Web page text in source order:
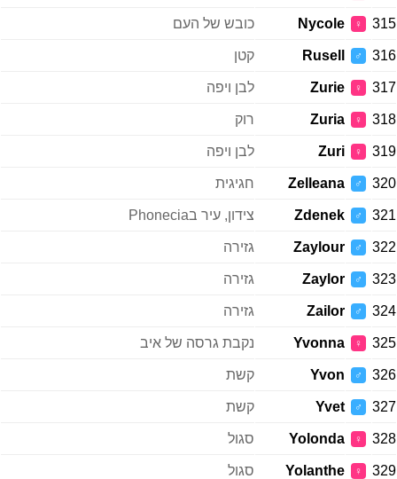
315
♀
Nycole כובש של העם
316
♂
Rusell קטן
317
♀
Zurie לבן ויפה
318
♀
Zuria רוק
319
♀
Zuri לבן ויפה
320
♂
Zelleana חגיגית
321
♂
Zdenek צידון, עיר בPhonecia
322
♂
Zaylour גזירה
323
♂
Zaylor גזירה
324
♂
Zailor גזירה
325
♀
Yvonna נקבת גרסה של איב
326
♂
Yvon קשת
327
♂
Yvet קשת
328
♀
Yolonda סגול
329
♀
Yolanthe סגול